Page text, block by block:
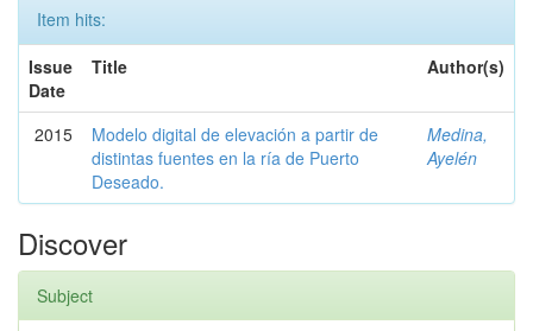
Item hits:
Issue
Date
Title Author(s)
2015
Modelo digital de elevación a partir de
distintas fuentes en la ría de Puerto
Deseado.
Medina,
Ayelén
Discover
Subject